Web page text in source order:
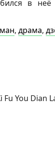
в неё
, драма,
Fu You Dian